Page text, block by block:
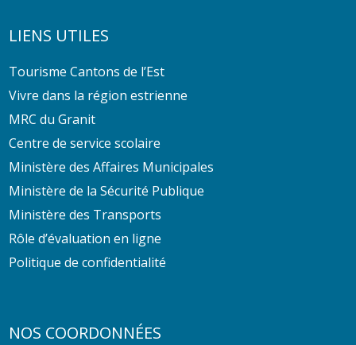
LIENS UTILES
Tourisme Cantons de l’Est
Vivre dans la région estrienne
MRC du Granit
Centre de service scolaire
Ministère des Affaires Municipales
Ministère de la Sécurité Publique
Ministère des Transports
Rôle d’évaluation en ligne
Politique de confidentialité
NOS COORDONNÉES